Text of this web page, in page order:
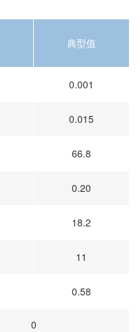
典型值
0.001
0.015
66.8
0.20
18.2
11
0.58
0